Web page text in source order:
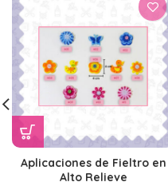
Aplicaciones de Fieltro en
Alto Relieve